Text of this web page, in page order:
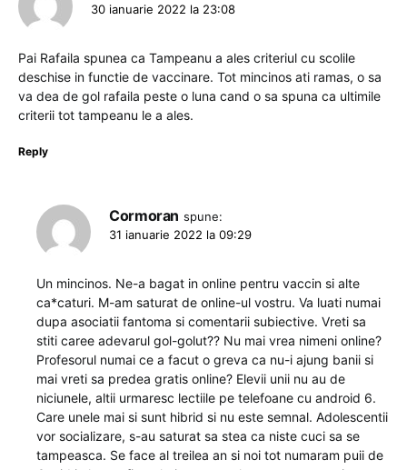
30 ianuarie 2022 la 23:08
Pai Rafaila spunea ca Tampeanu a ales criteriul cu scolile
deschise in functie de vaccinare. Tot mincinos ati ramas, o sa
va dea de gol rafaila peste o luna cand o sa spuna ca ultimile
criterii tot tampeanu le a ales.
Reply
Cormoran spune:
31 ianuarie 2022 la 09:29
Un mincinos. Ne-a bagat in online pentru vaccin si alte
ca*caturi. M-am saturat de online-ul vostru. Va luati numai
dupa asociatii fantoma si comentarii subiective. Vreti sa
stiti caree adevarul gol-golut?? Nu mai vrea nimeni online?
Profesorul numai ce a facut o greva ca nu-i ajung banii si
mai vreti sa predea gratis online? Elevii unii nu au de
niciunele, altii urmaresc lectiile pe telefoane cu android 6.
Care unele mai si sunt hibrid si nu este semnal. Adolescentii
vor socializare, s-au saturat sa stea ca niste cuci sa se
tampeasca. Se face al treilea an si noi tot numaram puii de